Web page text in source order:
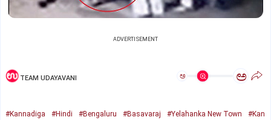
ADVERTISEMENT
TEAM UDAYAVANI ಅ ಅ
#Kannadiga #Hindi #Bengaluru #Basavaraj #Yelahanka New Town
#Kan